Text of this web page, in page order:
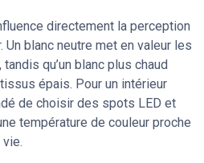
directement la perception
blanc neutre met en valeur les
qu’un blanc plus chaud
épais. Pour un intérieur
de choisir des spots LED et
température de couleur proche